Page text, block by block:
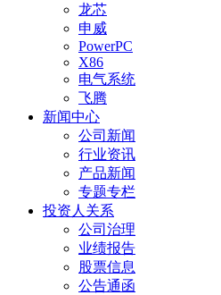
龙芯
申威
PowerPC
X86
电气系统
飞腾
新闻中心
公司新闻
行业资讯
产品新闻
专题专栏
投资人关系
公司治理
业绩报告
股票信息
公告通函